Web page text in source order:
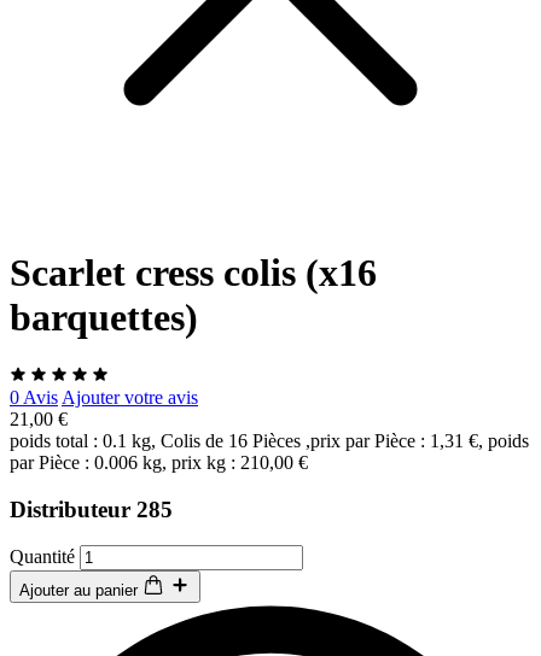
Scarlet cress colis (x16
barquettes)
0 Avis Ajouter votre avis
21,00 €
poids total : 0.1 kg, Colis de 16 Pièces ,prix par Pièce : 1,31 €, poids
par Pièce : 0.006 kg, prix kg : 210,00 €
Distributeur 285
Quantité
Ajouter au panier